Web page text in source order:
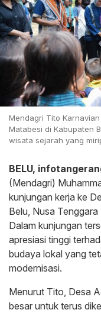
Mendagri Tito
Matabesi di Kabupaten
wisata sejarah yang
BELU,
(Mendagri)
kunjungan kerja ke
Belu, Nusa
Dalam kunjungan
apresiasi tinggi
budaya lokal yang
modernisasi.
​Menurut Tito, Desa
besar untuk terus